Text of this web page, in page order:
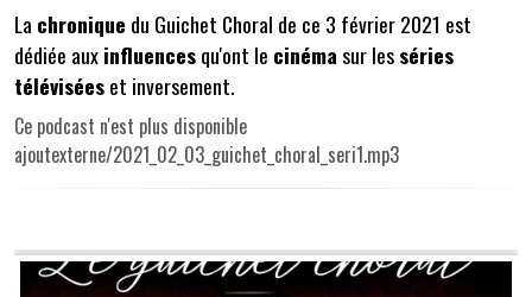
La chronique du Guichet Choral de ce 3 février 2021 est
dédiée auxinfluencesqu'ont le cinémasur lesséries
téléviséeset inversement.
Ce podcast n'est plus disponible
ajoutexterne/2021_02_03_guichet_choral_seri1.mp3